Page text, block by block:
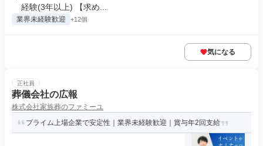
経験(3年以上) 【求め...
業界未経験歓迎 +12個
気になる
正社員
葬儀会社の広報
株式会社家族葬のファミーユ
プライム上場企業で安定性｜業界未経験歓迎｜賞与年2回支給